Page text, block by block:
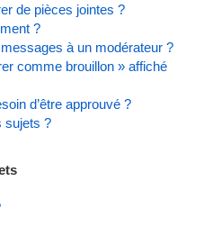
de pièces jointes ?
?
à un modérateur ?
comme brouillon » affiché
d’être approuvé ?
sujets ?